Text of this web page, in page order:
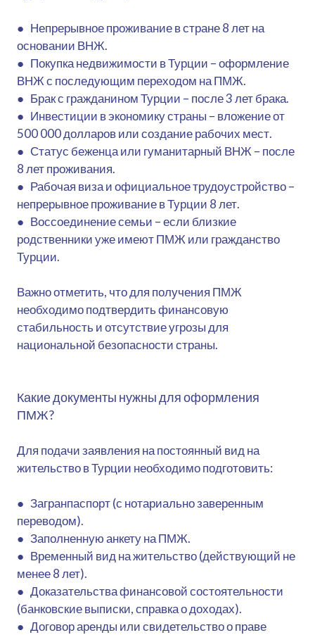
● Непрерывное проживание в стране 8 лет на
основании ВНЖ.
● Покупка недвижимости в Турции – оформление
ВНЖ с последующим переходом на ПМЖ.
● Брак с гражданином Турции – после 3 лет брака.
● Инвестиции в экономику страны – вложение от
500 000 долларов или создание рабочих мест.
● Статус беженца или гуманитарный ВНЖ – после
8 лет проживания.
● Рабочая виза и официальное трудоустройство –
непрерывное проживание в Турции 8 лет.
● Воссоединение семьи – если близкие
родственники уже имеют ПМЖ или гражданство
Турции.
Важно отметить, что для получения ПМЖ
необходимо подтвердить финансовую
стабильность и отсутствие угрозы для
национальной безопасности страны.
Какие документы нужны для оформления
ПМЖ?
Для подачи заявления на постоянный вид на
жительство в Турции необходимо подготовить:
● Загранпаспорт (с нотариально заверенным
переводом).
● Заполненную анкету на ПМЖ.
● Временный вид на жительство (действующий не
менее 8 лет).
● Доказательства финансовой состоятельности
(банковские выписки, справка о доходах).
● Договор аренды или свидетельство о праве